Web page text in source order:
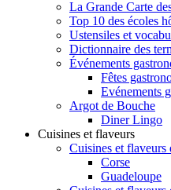
La Grande Carte
Top 10 des écoles
Ustensiles et
Dictionnaire des
Événements
Fêtes
Evénements
Argot de Bouche
Diner Lingo
Cuisines et flaveurs
Cuisines et flaveurs
Corse
Guadeloupe